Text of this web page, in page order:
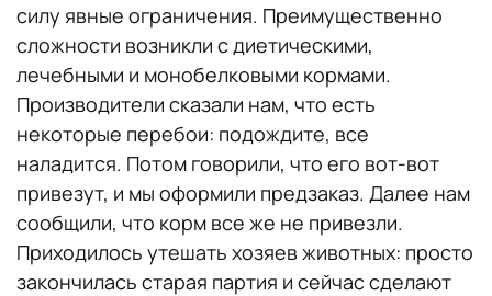
силу явные ограничения. Преимущественно
сложности возникли с диетическими,
лечебными и монобелковыми кормами.
Производители сказали нам, что есть
некоторые перебои: подождите, все
наладится. Потом говорили, что его вот-вот
привезут, и мы оформили предзаказ. Далее нам
сообщили, что корм все же не привезли.
Приходилось утешать хозяев животных: просто
закончилась старая партия и сейчас сделают